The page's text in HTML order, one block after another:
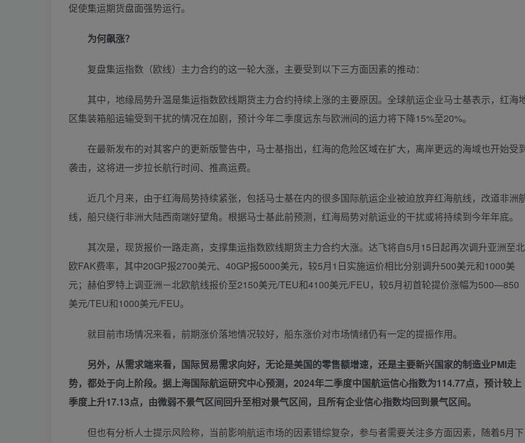
促使集运期货盘面强势运行。
为何飙涨？
复盘集运指数（欧线）主力合约的这一轮大涨，主要受到以下三方面因素的推动：
其中，地缘局势升温是集运指数欧线期货主力合约持续上涨的主要原因。全球航运企业马士基表示，红海
区集装箱船运输受到干扰的情况在加剧，预计今年二季度远东与欧洲间的运力将下降15%至20%。
在最新发布的对其客户的更新版警告中，马士基指出，红海的危险区域在扩大，离岸更远的海域也开始受
袭击，这将进一步拉长航行时间、推高运费。
近几个月来，由于红海局势持续紧张，包括马士基在内的很多国际航运企业被迫放弃红海航线，改道非洲
线，船只绕行非洲大陆西南端好望角。根据马士基此前预测，红海局势对航运业的干扰或将持续到今年年底。
其次是，现货报价一路走高，支撑集运指数欧线期货主力合约大涨。达飞将自5月15日起再次调升亚洲至北
欧FAK费率，其中20GP报2700美元、40GP报5000美元，较5月1日实施运价相比分别调升500美元和1000美
元；赫伯罗特上调亚洲－北欧航线报价至2150美元/TEU和4100美元/FEU，较5月初首轮提价涨幅为500—850
美元/TEU和1000美元/FEU。
就目前市场情况来看，前期涨价落地情况较好，船东涨价对市场情绪仍有一定的提振作用。
另外，从需求端来看，国际贸易需求向好，无论是美国的零售额增速，还是主要新兴国家的制造业PMI走
势，都处于向上阶段。据上海国际航运研究中心预测，2024年二季度中国航运信心指数为114.77点，预计较上
季度上升17.13点，由微弱不景气区间回升至相对景气区间，且所有企业信心指数均回到景气区间。
但也有分析人士提示风险称，当前影响航运市场的因素错综复杂，参与者需要关注多方面因素，随着5月下